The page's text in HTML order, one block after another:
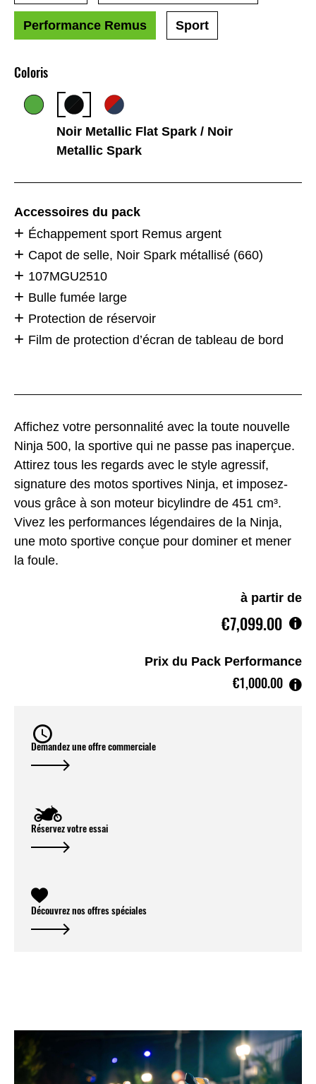
Affichez votre personnalité avec la toute nouvelle
Ninja 500, la sportive qui ne passe pas inaperçue.
Attirez tous les regards avec le style agressif,
signature des motos sportives Ninja, et imposez-
vous grâce à son moteur bicylindre de 451 cm³.
Vivez les performances légendaires de la Ninja,
une moto sportive conçue pour dominer et mener
la foule.
à partir de
€7,099.00
Prix du Pack Performance
€1,000.00
Coloris
Noir Metallic Flat Spark / Noir
Metallic Spark
Performance Remus Sport
Accessoires du pack
Échappement sport Remus argent
Capot de selle, Noir Spark métallisé (660)
107MGU2510
Bulle fumée large
Protection de réservoir
Film de protection d’écran de tableau de bord
Demandez une offre commerciale
Réservez votre essai
Découvrez nos offres spéciales